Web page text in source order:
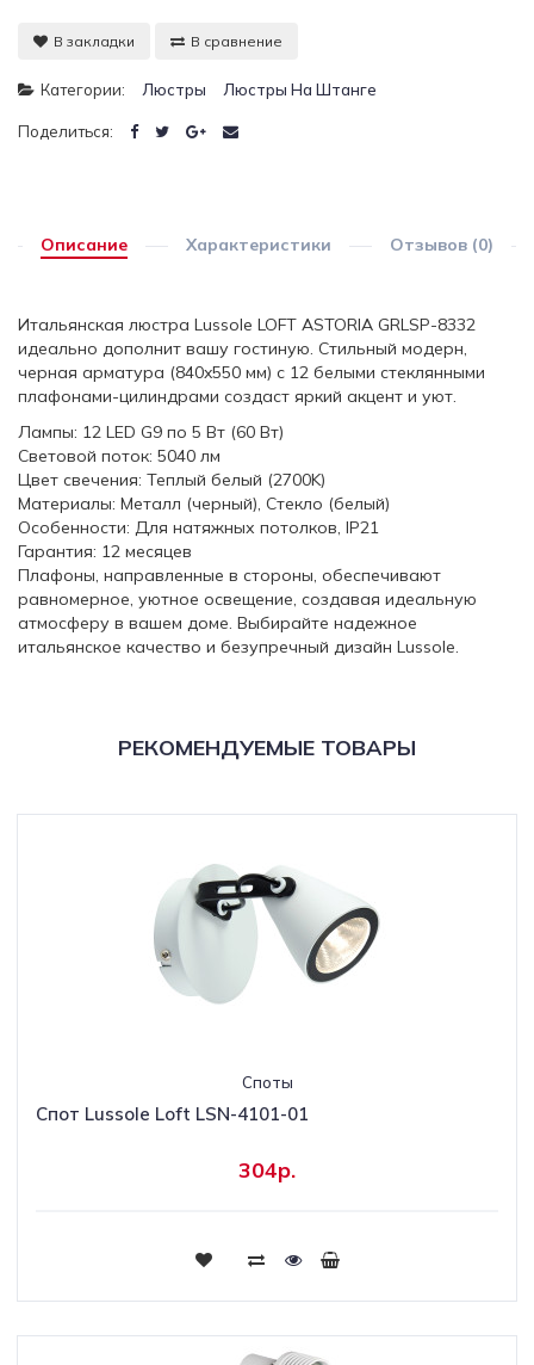
В закладки В сравнение
Категории: Люстры Люстры На Штанге
Поделиться:
Описание Характеристики Отзывов (0)
Итальянская люстра Lussole LOFT ASTORIA GRLSP-8332
идеально дополнит вашу гостиную. Стильный модерн,
черная арматура (840x550 мм) с 12 белыми стеклянными
плафонами-цилиндрами создаст яркий акцент и уют.
Лампы: 12 LED G9 по 5 Вт (60 Вт)
Световой поток: 5040 лм
Цвет свечения: Теплый белый (2700K)
Материалы: Металл (черный), Стекло (белый)
Особенности: Для натяжных потолков, IP21
Гарантия: 12 месяцев
Плафоны, направленные в стороны, обеспечивают
равномерное, уютное освещение, создавая идеальную
атмосферу в вашем доме. Выбирайте надежное
итальянское качество и безупречный дизайн Lussole.
РЕКОМЕНДУЕМЫЕ ТОВАРЫ
Споты
Спот Lussole Loft LSN-4101-01
304р.